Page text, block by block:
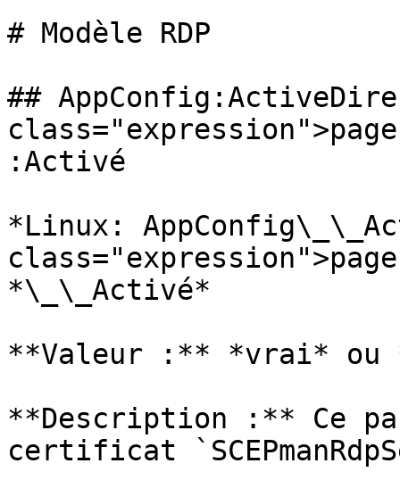
# Modèle RDP
##
:Activé
*Linux:
*\_\_Activé*
**Valeur :** *vrai* ou
**Description :** Ce
certificat